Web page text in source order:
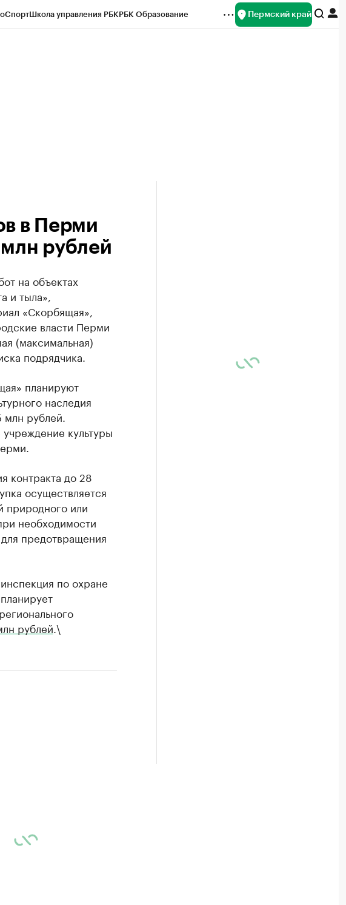
СпортШкола управления РБКРБК Образование Пермский край
в Перми
рублей
на объектах
и тыла»,
«Скорбящая»,
власти Перми
(максимальная)
подрядчика.
планируют
наследия
рублей.
культуры
контракта до 28
осуществляется
природного или
необходимости
предотвращения
по охране
рублей .\